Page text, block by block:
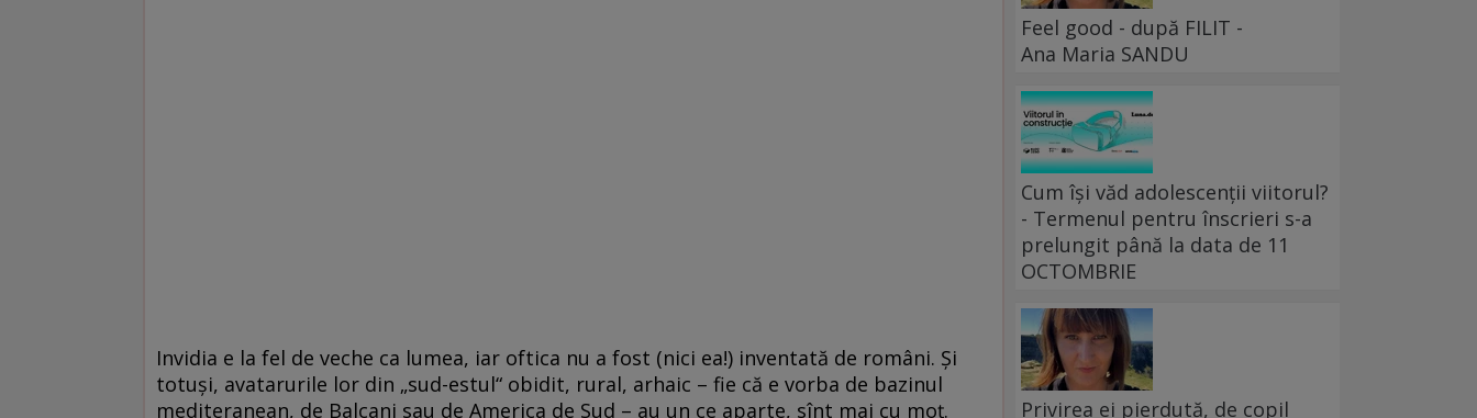
Invidia e la fel de veche ca lumea, iar oftica nu a fost (nici ea!) inventată de români. Și
totuși, avatarurile lor din „sud-estul“ obidit, rural, arhaic – fie că e vorba de bazinul
mediteranean, de Balcani sau de America de Sud – au un ce aparte, sînt mai cu moţ.
Feel good - după FILIT -
Ana Maria SANDU
Cum își văd adolescenții viitorul?
- Termenul pentru înscrieri s-a
prelungit până la data de 11
OCTOMBRIE
Privirea ei pierdută, de copil